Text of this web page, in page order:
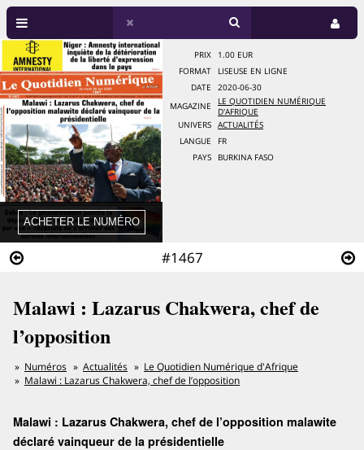
#1467
PRIX
1.00 EUR
FORMAT
LISEUSE EN LIGNE
DATE
2020-06-30
MAGAZINE
LE QUOTIDIEN NUMÉRIQUE
D'AFRIQUE
UNIVERS
ACTUALITÉS
LANGUE
FR
PAYS
BURKINA FASO
Malawi : Lazarus Chakwera, chef de
l’opposition
Numéros Actualités
Le Quotidien Numérique d'Afrique
Malawi : Lazarus Chakwera, chef de l’opposition
Malawi : Lazarus Chakwera, chef de l’opposition malawite
déclaré vainqueur de la présidentielle